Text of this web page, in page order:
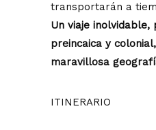
transportarán a
Un viaje
preincaica y
maravillosa
ITINERARIO